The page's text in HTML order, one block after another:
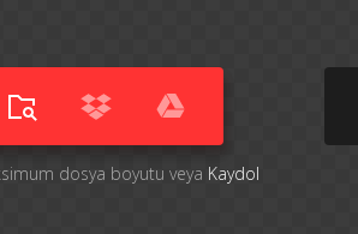
dosya boyutu veya Kaydol